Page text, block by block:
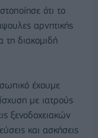
ότι το
αρνητικής
τη διακομιδή
έχουμε
με ιατρούς
ξενοδοχειακών
και ασκήσεις